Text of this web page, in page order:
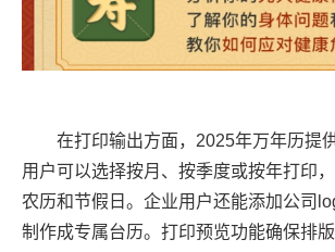
在打印输出方面，2025年万年历提
用户可以选择按月、按季度或按年打印
农历和节假日。企业用户还能添加公司
制作成专属台历。打印预览功能确保排版